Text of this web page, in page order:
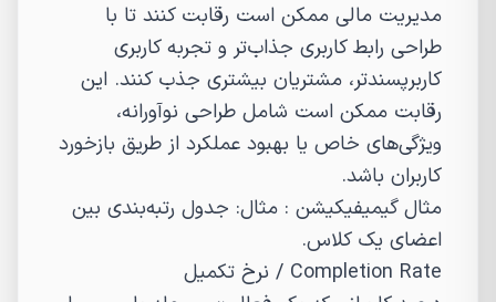
مدیریت مالی ممکن است رقابت کنند تا با
طراحی رابط کاربری جذاب‌تر و تجربه کاربری
کاربرپسندتر، مشتریان بیشتری جذب کنند. این
رقابت ممکن است شامل طراحی نوآورانه،
ویژگی‌های خاص یا بهبود عملکرد از طریق بازخورد
کاربران باشد.
مثال گیمیفیکیشن : مثال: جدول رتبه‌بندی بین
اعضای یک کلاس.
Completion Rate
/ نرخ تکمیل